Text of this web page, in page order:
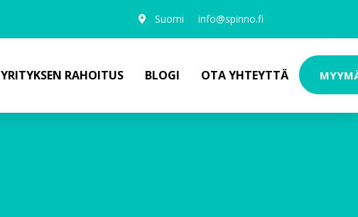
Suomi info@spinno.fi
YRITYKSEN RAHOITUS BLOGI OTA YHTEYTTÄ